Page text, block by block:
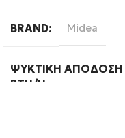
BRAND Midea
ΨΥΚΤΙΚΉ ΑΠΌΔΟΣΗ
BTU/H